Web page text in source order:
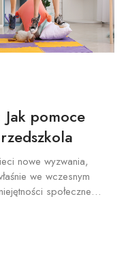
pomoce
nowe wyzwania,
we wczesnym
społeczne…